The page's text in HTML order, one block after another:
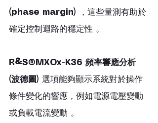
(phase margin) ，這些量測有助於
確定控制迴路的穩定性 。
R&S®MXOx-K36 頻率響應分析
(波德圖) 選項能夠顯示系統對於操作
條件變化的響應，例如電源電壓變動
或負載電流變動 。